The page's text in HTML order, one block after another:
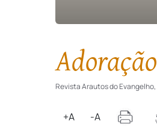
Revista Arautos do Evangelho,
+A -A